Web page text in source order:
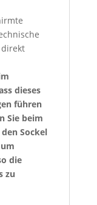
dieses
führen
Sie beim
Sockel
die
zu